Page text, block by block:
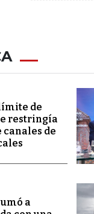
de
restringía
canales de
a